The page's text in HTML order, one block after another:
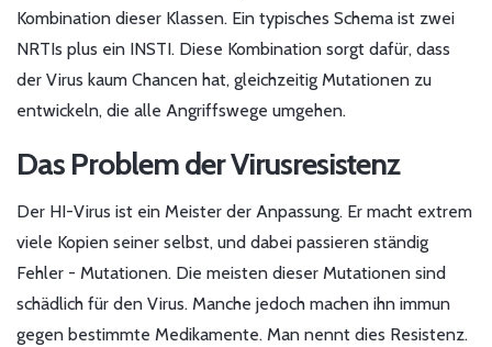
Kombination dieser Klassen. Ein typisches Schema ist zwei
NRTIs plus ein INSTI. Diese Kombination sorgt dafür, dass
der Virus kaum Chancen hat, gleichzeitig Mutationen zu
entwickeln, die alle Angriffswege umgehen.
Das Problem der Virusresistenz
Der HI-Virus ist ein Meister der Anpassung. Er macht extrem
viele Kopien seiner selbst, und dabei passieren ständig
Fehler - Mutationen. Die meisten dieser Mutationen sind
schädlich für den Virus. Manche jedoch machen ihn immun
gegen bestimmte Medikamente. Man nennt dies Resistenz.